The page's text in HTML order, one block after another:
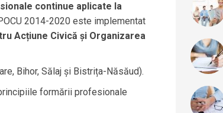
continue aplicate la
2014-2020 este implementat
Acțiune Civică și Organizarea
Bihor, Sălaj și Bistrița-Năsăud).
formării profesionale